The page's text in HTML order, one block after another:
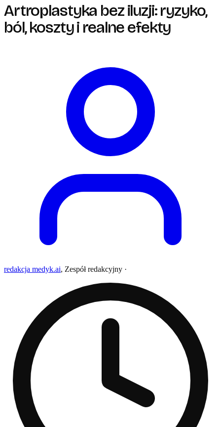
Artroplastyka bez iluzji: ryzyko,
ból, koszty i realne efekty
redakcja medyk.ai, Zespół redakcyjny ·